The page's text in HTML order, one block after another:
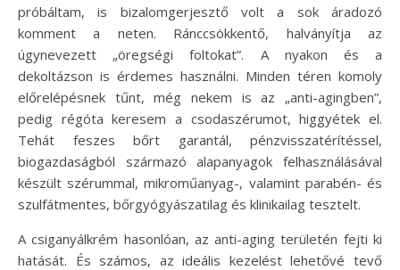
próbáltam, is bizalomgerjesztő volt a sok áradozó
komment a neten. Ránccsökkentő, halványítja az
úgynevezett „öregségi foltokat”. A nyakon és a
dekoltázson is érdemes használni. Minden téren komoly
előrelépésnek tűnt, még nekem is az „anti-agingben”,
pedig régóta keresem a csodaszérumot, higgyétek el.
Tehát feszes bőrt garantál, pénzvisszatérítéssel,
biogazdaságból származó alapanyagok felhasználásával
készült szérummal, mikroműanyag-, valamint parabén- és
szulfátmentes, bőrgyógyászatilag és klinikailag tesztelt.
A csiganyálkrém hasonlóan, az anti-aging területén fejti ki
hatását. És számos, az ideális kezelést lehetővé tevő